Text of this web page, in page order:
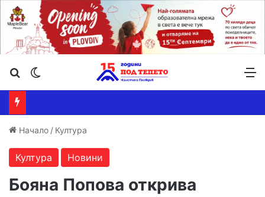
Търсене ...
Начало / Култура
Култура Новини
Бояна Попова открива